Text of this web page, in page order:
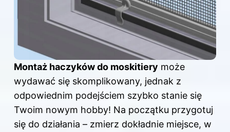
Montaż haczyków do moskitiery może
wydawać się skomplikowany, jednak z
odpowiednim podejściem szybko stanie się
Twoim nowym hobby! Na początku przygotuj
się do działania – zmierz dokładnie miejsce, w